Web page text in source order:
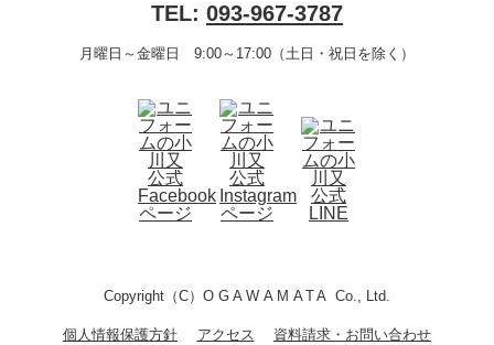
TEL: 093-967-3787
月曜日～金曜日 9:00～17:00（土日・祝日を除く）
Copyright（C）OGAWAMATA Co., Ltd.
個人情報保護方針 アクセス 資料請求・お問い合わせ